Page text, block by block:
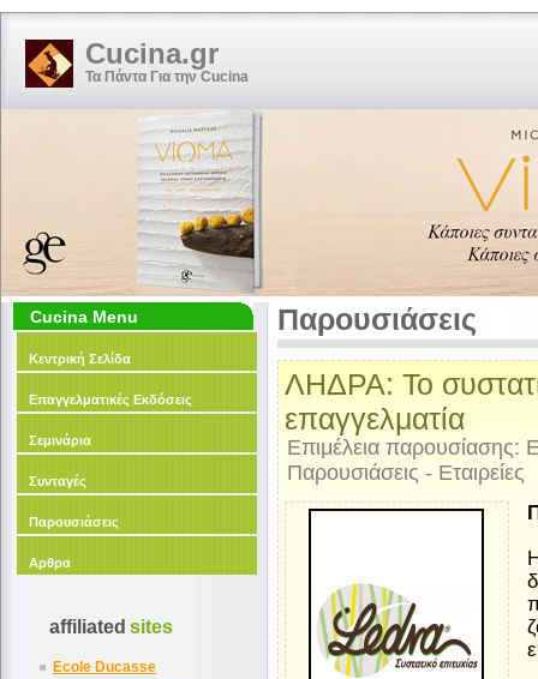
Cucina.gr
Τα Πάντα Για την Cucina
Cucina Menu
Κεντρική Σελίδα
Επαγγελματικές Εκδόσεις
Σεμινάρια
Συνταγές
Παρουσιάσεις
Αρθρα
affiliated sites
Ecole Ducasse
Παρουσιάσεις
ΛΗΔΡΑ: Το
επαγγελματία
Επιμέλεια παρουσίασης:
Παρουσιάσεις - Εταιρείες